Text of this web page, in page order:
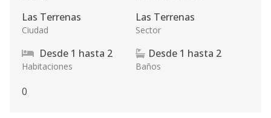
Las Terrenas
Ciudad
Las Terrenas
Sector
Desde 1 hasta 2
Habitaciones
Desde 1 hasta 2
Baños
0